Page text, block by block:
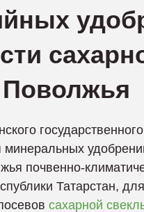
почвенно-
Татарстан,
сахарной